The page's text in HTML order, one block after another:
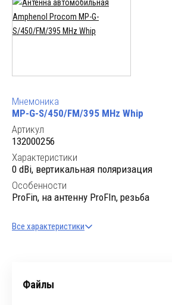
Мнемоника
MP-G-S/450/FM/395 MHz Whip
Артикул
132000256
Характеристики
0 dBi, вертикальная поляризация
Особенности
ProFin, на антенну ProFIn, резьба
Все характеристики
Файлы